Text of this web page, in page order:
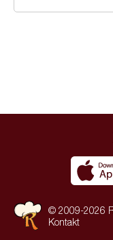
© 2009-2026
Kontakt